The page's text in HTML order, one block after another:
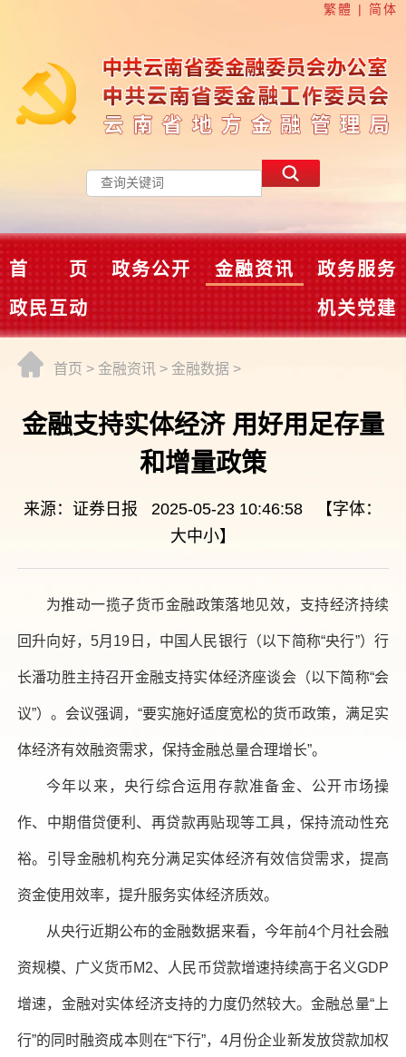
繁體 | 简体
首 页 政务公开 金融资讯
政务服务
政民互动
机关党建
首页 > 金融资讯 > 金融数据>
金融支持实体经济 用好用足存量
和增量政策
来源：证券日报 2025-05-23 10:46:58 【字体：
大中小】
为推动一揽子货币金融政策落地见效，支持经济持续
回升向好，5月19日，中国人民银行（以下简称“央行”）行
长潘功胜主持召开金融支持实体经济座谈会（以下简称“会
议”）。会议强调，“要实施好适度宽松的货币政策，满足实
体经济有效融资需求，保持金融总量合理增长”。
今年以来，央行综合运用存款准备金、公开市场操
作、中期借贷便利、再贷款再贴现等工具，保持流动性充
裕。引导金融机构充分满足实体经济有效信贷需求，提高
资金使用效率，提升服务实体经济质效。
从央行近期公布的金融数据来看，今年前4个月社会融
资规模、广义货币M2、人民币贷款增速持续高于名义GDP
增速，金融对实体经济支持的力度仍然较大。金融总量“上
行”的同时融资成本则在“下行”，4月份企业新发放贷款加权